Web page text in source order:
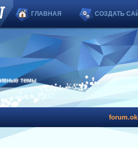
ГЛАВНАЯ СОЗДАТЬ
темы